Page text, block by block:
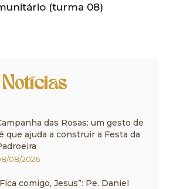
(turma 08)
das Rosas: um gesto de
que ajuda a construir a Festa da
08/2026
comigo, Jesus”: Pe. Daniel